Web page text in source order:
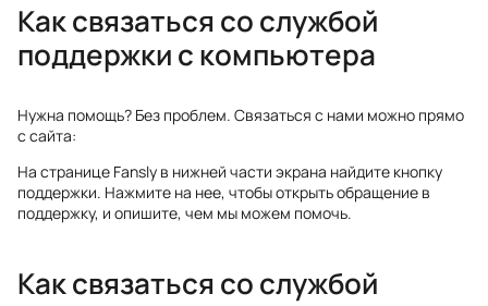
Как связаться со службой
поддержки с компьютера
Нужна помощь? Без проблем. Связаться с нами можно прямо
с сайта:
На странице Fansly в нижней части экрана найдите кнопку
поддержки. Нажмите на нее, чтобы открыть обращение в
поддержку, и опишите, чем мы можем помочь.
Как связаться со службой